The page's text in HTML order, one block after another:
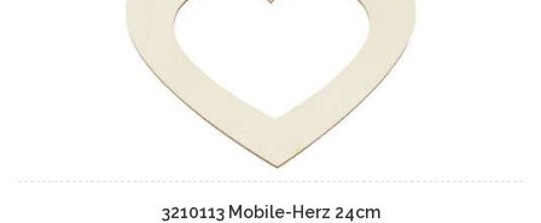
3210113 Mobile-Herz 24cm